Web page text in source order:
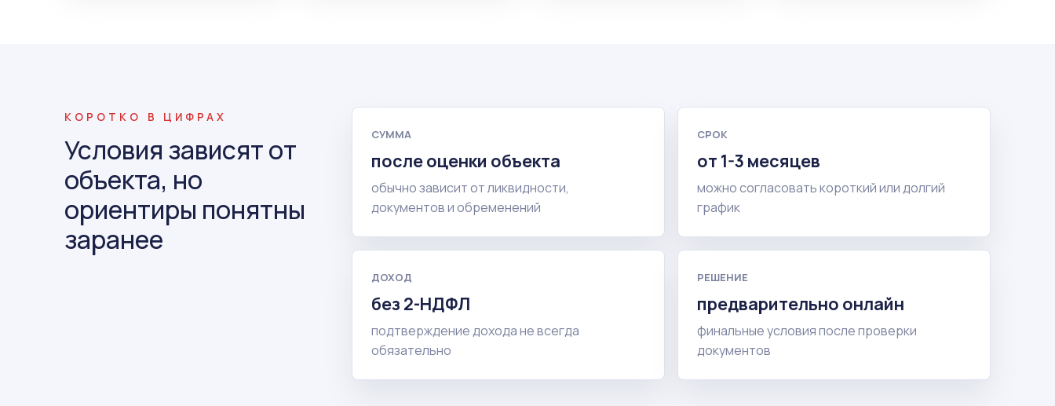
КОРОТКО В ЦИФРАХ
Условия зависят от
объекта, но
ориентиры понятны
заранее
СУММА
после оценки объекта
обычно зависит от ликвидности,
документов и обременений
СРОК
от 1-3 месяцев
можно согласовать короткий или долгий
график
ДОХОД
без 2-НДФЛ
подтверждение дохода не всегда
обязательно
РЕШЕНИЕ
предварительно онлайн
финальные условия после проверки
документов